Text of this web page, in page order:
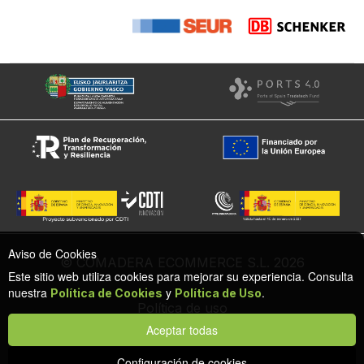
© COMADERA ECOMMERCE S.L. 2026
Política de cookies
Configuración de privacidad y cookies
Aviso de Cookies
Este sitio web utiliza cookies para mejorar su experiencia. Consulta
nuestra Política de Cookies y Política de Uso.
Aceptar todas